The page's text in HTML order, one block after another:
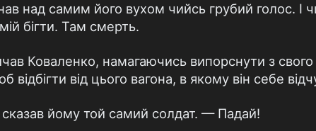
над самим його вухом чийсь грубий голос. I
бiгти. Там смерть.
Коваленко, намагаючись випорснути з
вiдбiгти вiд цього вагона, в якому вiн себе
йому той самий солдат. — Падай!